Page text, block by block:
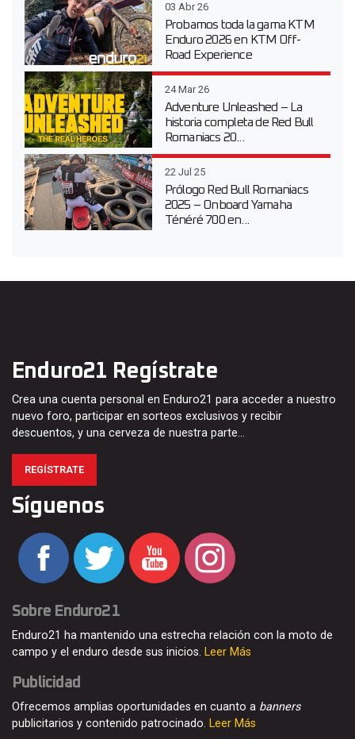
03 Abr 26
Probamos toda la gama KTM
Enduro 2026 en KTM Off-
Road Experience
24 Mar 26
Adventure Unleashed – La
historia completa de Red Bull
Romaniacs 20...
22 Jul 25
Prólogo Red Bull Romaniacs
2025 – Onboard Yamaha
Ténéré 700 en...
Enduro21 Regístrate
Crea una cuenta personal en Enduro21 para acceder a nuestro
nuevo foro, participar en sorteos exclusivos y recibir
descuentos, y una cerveza de nuestra parte…
REGÍSTRATE
Síguenos
Sobre Enduro21
Enduro21 ha mantenido una estrecha relación con la moto de
campo y el enduro desde sus inicios. Leer Más
Publicidad
Ofrecemos amplias oportunidades en cuanto a banners
publicitarios y contenido patrocinado. Leer Más